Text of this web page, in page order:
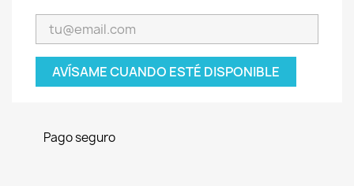
AVÍSAME CUANDO ESTÉ DISPONIBLE
Pago seguro